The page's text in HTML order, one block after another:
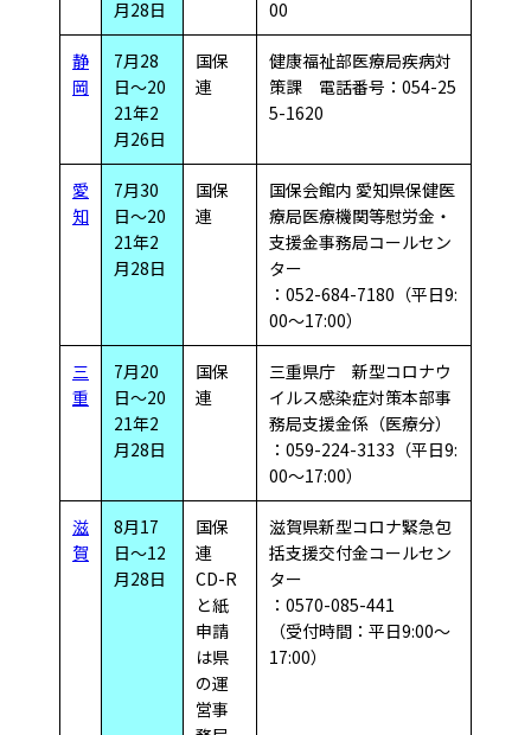
月28日 00
静
岡
7月28
日～20
21年2
月26日
国保
連
健康福祉部医療局疾病対
策課 電話番号：054-25
5-1620
愛
知
7月30
日～20
21年2
月28日
国保
連
国保会館内 愛知県保健医
療局医療機関等慰労金・
支援金事務局コールセン
ター
：052-684-7180（平日9:
00～17:00）
三
重
7月20
日～20
21年2
月28日
国保
連
三重県庁 新型コロナウ
イルス感染症対策本部事
務局支援金係（医療分）
：059-224-3133（平日9:
00～17:00）
滋
賀
8月17
日～12
月28日
国保
連
CD-R
と紙
申請
は県
の運
営事
滋賀県新型コロナ緊急包
括支援交付金コールセン
ター
：0570-085-441
（受付時間：平日9:00～
17:00）